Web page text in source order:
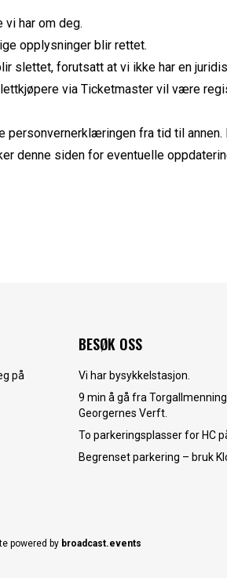
vi har om deg.
opplysninger blir rettet.
slettet, forutsatt at vi ikke har en
via Ticketmaster vil være
fra tid til annen.
denne siden for eventuelle
på
BESØK OSS
Vi har bysykkelstasjon.
9 min å gå fra
Georgernes Verft.
To parkeringsplasser for HC
Begrenset parkering – bruk
powered by broadcast.events